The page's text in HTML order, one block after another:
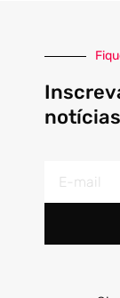
mail